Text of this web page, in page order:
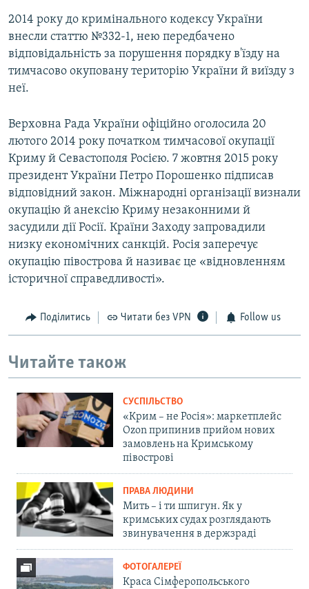
2014 року до кримінального кодексу України
внесли статтю №332-1, нею передбачено
відповідальність за порушення порядку в'їзду на
тимчасово окуповану територію України й виїзду з
неї.
Верховна Рада України офіційно оголосила 20
лютого 2014 року початком тимчасової окупації
Криму й Севастополя Росією. 7 жовтня 2015 року
президент України Петро Порошенко підписав
відповідний закон. Міжнародні організації визнали
окупацію й анексію Криму незаконними й
засудили дії Росії. Країни Заходу запровадили
низку економічних санкцій. Росія заперечує
окупацію півострова й називає це «відновленням
історичної справедливості».
Поділитись Читати без VPN Follow us
Читайте також
СУСПІЛЬСТВО
«Крим – не Росія»: маркетплейс
Ozon припинив прийом нових
замовлень на Кримському
півострові
ПРАВА ЛЮДИНИ
Мить – і ти шпигун. Як у
кримських судах розглядають
звинувачення в держзраді
ФОТОГАЛЕРЕЇ
Краса Сімферопольського